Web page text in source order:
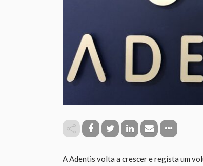
A Adentis volta a crescer e regista um